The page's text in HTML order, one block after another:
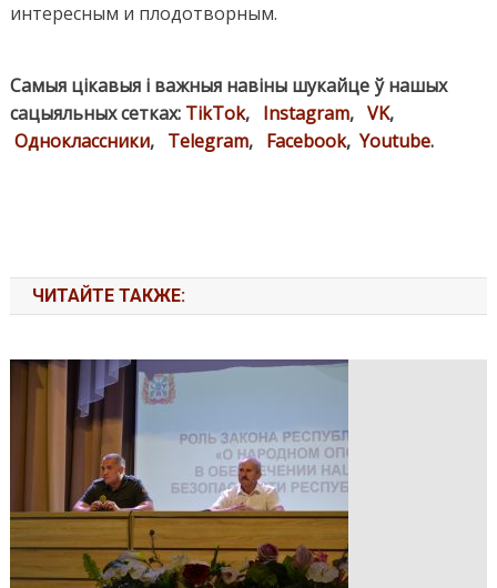
интересным и плодотворным.
Самыя цікавыя і важныя навіны шукайце ў нашых
сацыяльных сетках: TikTok, Instagram, VK,
Одноклассники, Telegram, Facebook, Youtube.
ЧИТАЙТЕ ТАКЖЕ: